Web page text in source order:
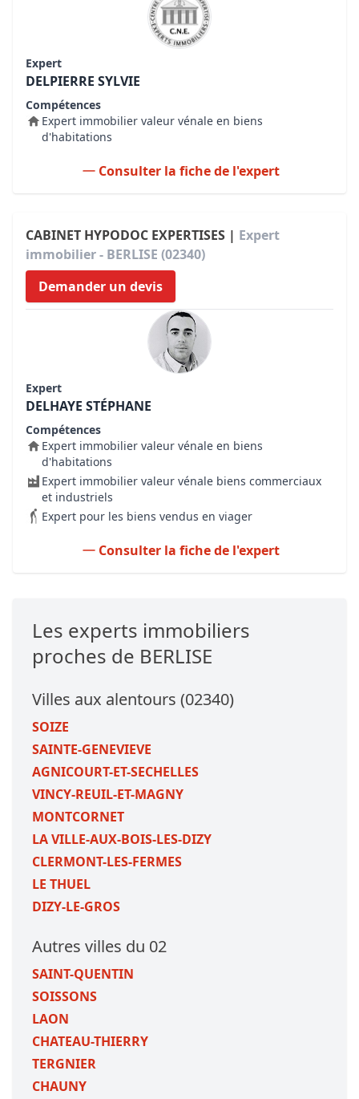
Expert
DELPIERRE SYLVIE
Compétences
Expert immobilier valeur vénale en biens
d'habitations
Consulter la fiche de l'expert
CABINET HYPODOC EXPERTISES | Expert
immobilier - BERLISE (02340)
Demander un devis
Expert
DELHAYE STÉPHANE
Compétences
Expert immobilier valeur vénale en biens
d'habitations
Expert immobilier valeur vénale biens commerciaux
et industriels
Expert pour les biens vendus en viager
Consulter la fiche de l'expert
Les experts immobiliers
proches de BERLISE
Villes aux alentours (02340)
SOIZE
SAINTE-GENEVIEVE
AGNICOURT-ET-SECHELLES
VINCY-REUIL-ET-MAGNY
MONTCORNET
LA VILLE-AUX-BOIS-LES-DIZY
CLERMONT-LES-FERMES
LE THUEL
DIZY-LE-GROS
Autres villes du 02
SAINT-QUENTIN
SOISSONS
LAON
CHATEAU-THIERRY
TERGNIER
CHAUNY